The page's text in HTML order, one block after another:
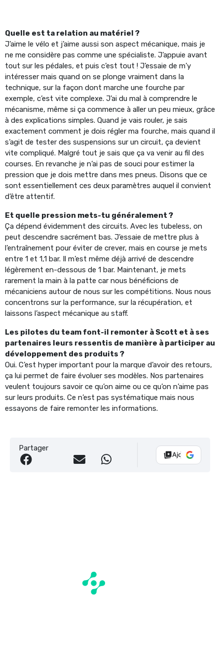
Quelle est ta relation au matériel ?
J’aime le vélo et j’aime aussi son aspect mécanique, mais je
ne me considère pas comme une spécialiste. J’appuie avant
tout sur les pédales, et puis c’est tout ! J’essaie de m’y
intéresser mais quand on se plonge vraiment dans la
technique, sur la façon dont marche une fourche par
exemple, c’est vite complexe. J’ai du mal à comprendre le
mécanisme, même si ça commence à aller un peu mieux, grâce
à des explications simples. Quand je vais rouler, je sais
exactement comment je dois régler ma fourche, mais quand il
s’agit de tester des suspensions sur un circuit, ça devient
vite compliqué. Malgré tout je sais que ça va venir au fil des
courses. En revanche je n’ai pas de souci pour estimer la
pression que je dois mettre dans mes pneus. Disons que ce
sont essentiellement ces deux paramètres auquel il convient
d’être attentif.
Et quelle pression mets-tu généralement ?
Ça dépend évidemment des circuits. Avec les tubeless, on
peut descendre sacrément bas. J’essaie de mettre plus à
l’entraînement pour éviter de crever, mais en course je mets
entre 1 et 1,1 bar. Il m’est même déjà arrivé de descendre
légèrement en-dessous de 1 bar. Maintenant, je mets
rarement la main à la patte car nous bénéficions de
mécaniciens autour de nous sur les compétitions. Nous nous
concentrons sur la performance, sur la récupération, et
laissons l’aspect mécanique au staff.
Les pilotes du team font-il remonter à Scott et à ses
partenaires leurs ressentis de manière à participer au
développement des produits ?
Oui. C’est hyper important pour la marque d’avoir des retours,
ça lui permet de faire évoluer ses modèles. Nos partenaires
veulent toujours savoir ce qu’on aime ou ce qu’on n’aime pas
sur leurs produits. Ce n’est pas systématique mais nous
essayons de faire remonter les informations.
Partager
Ajouter Vélo